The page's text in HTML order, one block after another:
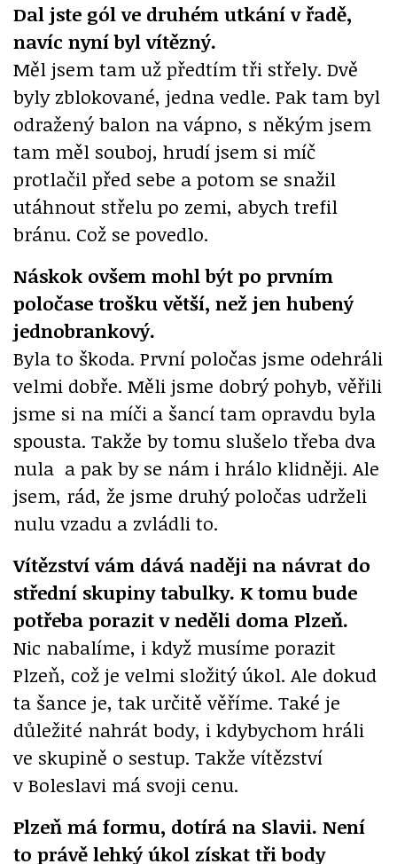
Dal jste gól ve druhém utkání v řadě,
navíc nyní byl vítězný.
Měl jsem tam už předtím tři střely. Dvě
byly zblokované, jedna vedle. Pak tam byl
odražený balon na vápno, s někým jsem
tam měl souboj, hrudí jsem si míč
protlačil před sebe a potom se snažil
utáhnout střelu po zemi, abych trefil
bránu. Což se povedlo.
Náskok ovšem mohl být po prvním
poločase trošku větší, než jen hubený
jednobrankový.
Byla to škoda. První poločas jsme odehráli
velmi dobře. Měli jsme dobrý pohyb, věřili
jsme si na míči a šancí tam opravdu byla
spousta. Takže by tomu slušelo třeba dva
nula a pak by se nám i hrálo klidněji. Ale
jsem, rád, že jsme druhý poločas udrželi
nulu vzadu a zvládli to.
Vítězství vám dává naději na návrat do
střední skupiny tabulky. K tomu bude
potřeba porazit v neděli doma Plzeň.
Nic nabalíme, i když musíme porazit
Plzeň, což je velmi složitý úkol. Ale dokud
ta šance je, tak určitě věříme. Také je
důležité nahrát body, i kdybychom hráli
ve skupině o sestup. Takže vítězství
v Boleslavi má svoji cenu.
Plzeň má formu, dotírá na Slavii. Není
to právě lehký úkol získat tři body